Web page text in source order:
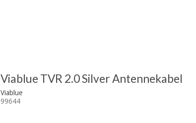
Viablue TVR 2.0 Silver Antennekabel
Viablue
99644